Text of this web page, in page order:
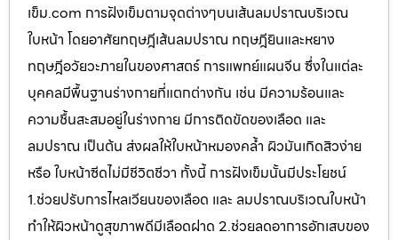
เข็ม.com การฝังเข็มตามจุดต่างๆบนเส้นลมปราณบริเวณ
ใบหน้า โดยอาศัยทฤษฎีเส้นลมปราณ ทฤษฎียินและหยาง
ทฤษฎีอวัยวะภายในของศาสตร์ การแพทย์แผนจีน ซึ่งในแต่ละ
บุคคลมีพื้นฐานร่างกายที่แตกต่างกัน เช่น มีความร้อนและ
ความชื้นสะสมอยู่ในร่างกาย มีการติดขัดของเลือด และ
ลมปราณ เป็นต้น ส่งผลให้ใบหน้าหมองคล้ำ ผิวมันเกิดสิวง่าย
หรือ ใบหน้าซีดไม่มีชีวิตชีวา ทั้งนี้ การฝังเข็มนั้นมีประโยชน์
1.ช่วยปรับการไหลเวียนของเลือด และ ลมปราณบริเวณใบหน้า
ทำให้ผิวหน้าดูสุขภาพดีมีเลือดฝาด 2.ช่วยลดอาการอักเสบของ